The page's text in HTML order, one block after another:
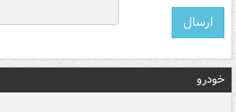
خودرو